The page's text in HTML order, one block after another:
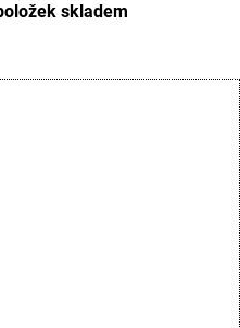
skladem